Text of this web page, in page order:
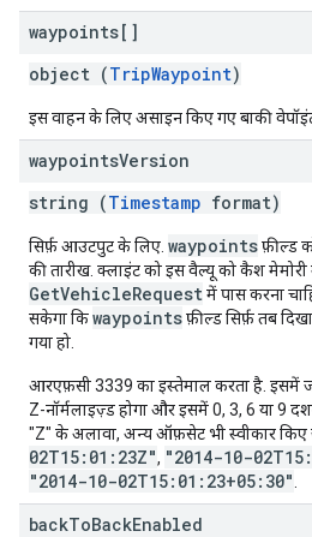
waypoints[]
object (TripWaypoint)
इस वाहन के लिए असाइन किए गए बाकी
waypointsVersion
string (Timestamp format)
सिर्फ़ आउटपुट के लिए. waypointsफ़ील्ड
की तारीख. क्लाइंट को इस वैल्यू को कैश
GetVehicleRequestमें पास करना
सकेगा किwaypointsफ़ील्ड सिर्फ़ तब
गया हो.
आरएफ़सी 3339 का इस्तेमाल करता है. इसमें
Z-नॉर्मलाइज़्ड होगा और इसमें 0, 3, 6 या 9
"Z" के अलावा, अन्य ऑफ़सेट भी स्वीकार किए
02T15:01:23Z", "2014-10-
"2014-10-02T15:01:23+05:30"
backToBackEnabled